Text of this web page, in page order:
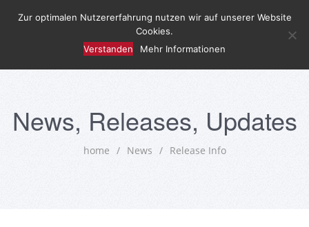
News, Releases, Updates
home / News / Release Info
Zur optimalen Nutzererfahrung nutzen wir auf unserer Website
Cookies.
Verstanden
Mehr Informationen